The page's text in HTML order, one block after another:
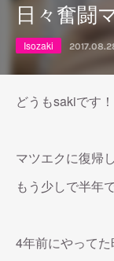
日々奮闘
Isozaki
どうもsakiです！
マツエクに復帰
もう少しで半年
4年前にやってた